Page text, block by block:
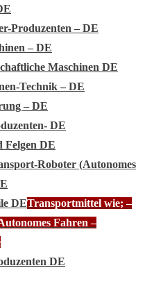
Produzenten – DE
– DE
Maschinen DE
Technik – DE
– DE
DE
Felgen DE
Roboter (Autonomes
DETransportmittel wie; –
Fahren –
DE